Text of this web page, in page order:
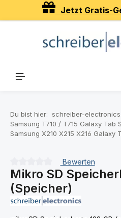
Zum Hauptinhalt springen
Jetzt Gratis-
Du bist hier: schreiber-electronics
Samsung T710 / T715 Galaxy Tab
Samsung X210 X215 X216 Galaxy
Durchschnittliche Bewertung von
Bewerten
Mikro SD
(Speicher)